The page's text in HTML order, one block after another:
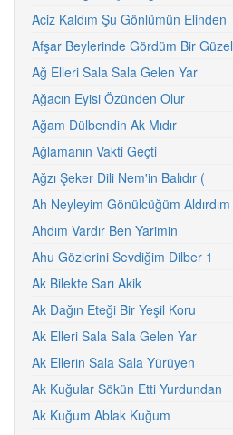
Aciz Kaldım Şu Gönlümün Elinden
Afşar Beylerinde Gördüm Bir Güzel
Ağ Elleri Sala Sala Gelen Yar
Ağacın Eyisi Özünden Olur
Ağam Dülbendin Ak Mıdır
Ağlamanın Vakti Geçti
Ağzı Şeker Dili Nem'in Balıdır (
Ah Neyleyim Gönülcüğüm Aldırdım
Ahdım Vardır Ben Yarimin
Ahu Gözlerini Sevdiğim Dilber 1
Ak Bilekte Sarı Akik
Ak Dağın Eteği Bir Yeşil Koru
Ak Elleri Sala Sala Gelen Yar
Ak Ellerin Sala Sala Yürüyen
Ak Kuğular Sökün Etti Yurdundan
Ak Kuğum Ablak Kuğum